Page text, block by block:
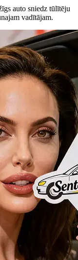
auto sniedz tūlītēju
vadītājam.